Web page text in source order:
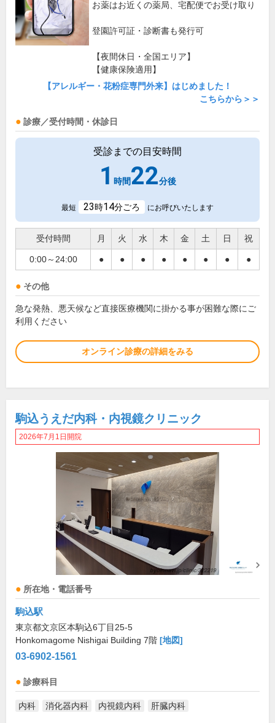
お薬はお近くの薬局、宅配便でお受け取り
登園許可証・診断書も発行可
【夜間休日・全国エリア】
【健康保険適用】
【アレルギー・花粉症専門外来】はじめました！
こちらから＞＞
診療／受付時間・休診日
受診までの目安時間
1 時間22分後
最短 23時14分ごろ にお呼びいたします
受付時間 月 火 水 木 金 土 日 祝
0:00～24:00 ● ● ● ● ● ● ● ●
その他
急な発熱、悪天候など直接医療機関に掛かる事が困難な際にご
利用ください
オンライン診療の詳細をみる
駒込うえだ内科・内視鏡クリニック
2026年7月1日開院
所在地・電話番号
駒込駅
東京都文京区本駒込6丁目25-5
Honkomagome Nishigai Building 7階 [地図]
03-6902-1561
診療科目
内科 消化器内科 内視鏡内科 肝臓内科